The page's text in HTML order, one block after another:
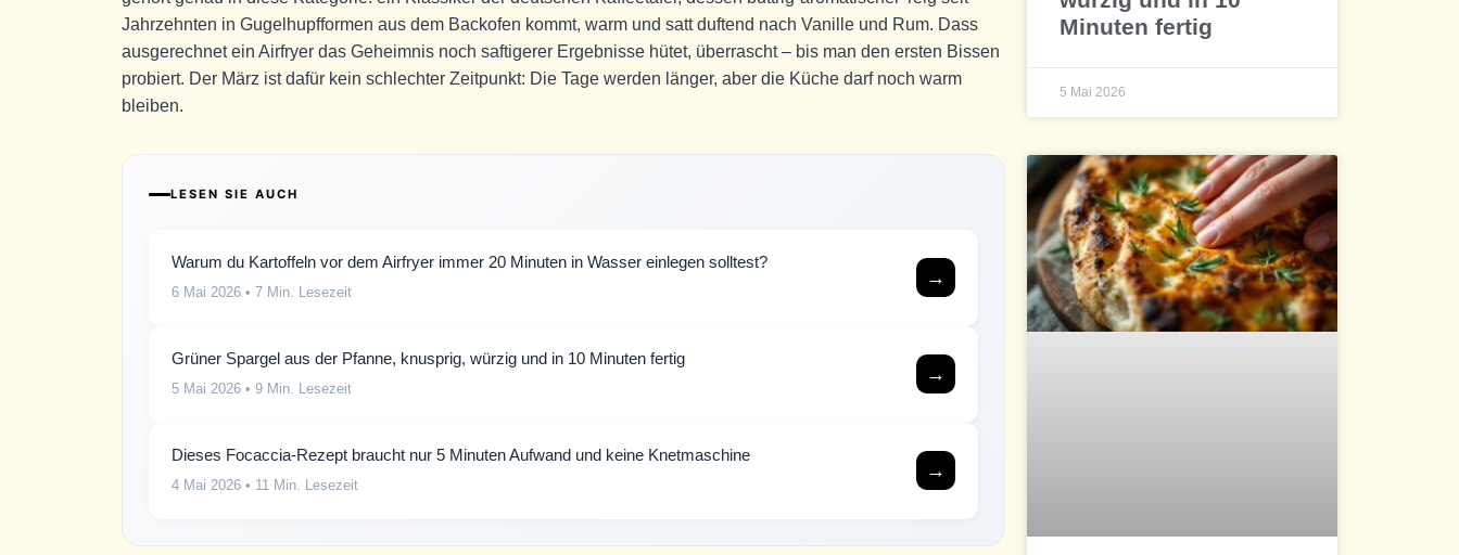
Minuten fertig
5 Mai 2026
Jahrzehnten in Gugelhupfformen aus dem Backofen kommt, warm und satt duftend nach Vanille und Rum. Dass
ausgerechnet ein Airfryer das Geheimnis noch saftigerer Ergebnisse hütet, überrascht – bis man den ersten Bissen
probiert. Der März ist dafür kein schlechter Zeitpunkt: Die Tage werden länger, aber die Küche darf noch warm
bleiben.
LESEN SIE AUCH
Warum du Kartoffeln vor dem Airfryer immer 20 Minuten in Wasser einlegen solltest?
6 Mai 2026 • 7 Min. Lesezeit
→
Grüner Spargel aus der Pfanne, knusprig, würzig und in 10 Minuten fertig
5 Mai 2026 • 9 Min. Lesezeit
→
Dieses Focaccia-Rezept braucht nur 5 Minuten Aufwand und keine Knetmaschine
4 Mai 2026 • 11 Min. Lesezeit
→